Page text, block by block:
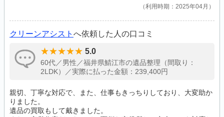
利用時期：2025年04月
クリーンアシスト へ依頼した人の口コミ
5.0
60代／男性／福井県鯖江市の遺品整理（間取り：
2LDK）／実際に払った金額：239,400円
親切、丁寧な対応で、また、仕事もきっちりしており、大変助か
りました。
遺品の買取もして戴きました。